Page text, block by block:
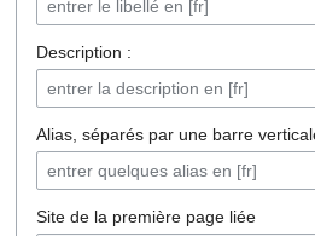
Description :
Alias, séparés par une barre
Site de la première page liée